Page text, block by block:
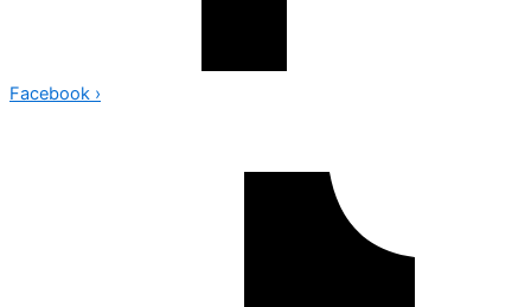
Facebook ›